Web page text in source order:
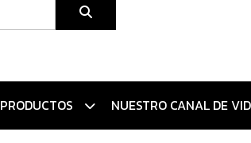
PRODUCTOS NUESTRO CANAL DE